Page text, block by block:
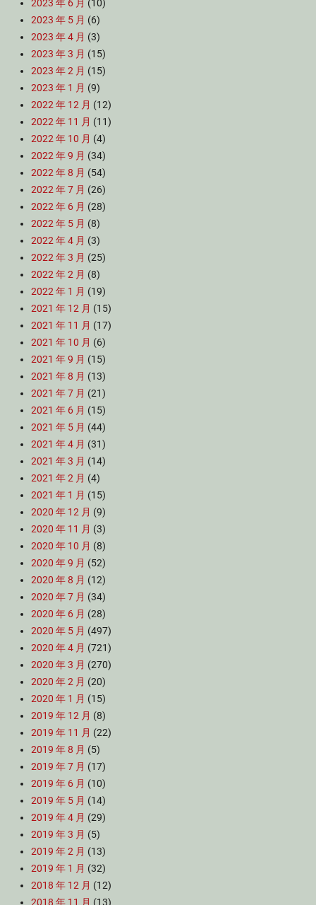
2023 年 6 月 (10)
2023 年 5 月 (6)
2023 年 4 月 (3)
2023 年 3 月 (15)
2023 年 2 月 (15)
2023 年 1 月 (9)
2022 年 12 月 (12)
2022 年 11 月 (11)
2022 年 10 月 (4)
2022 年 9 月 (34)
2022 年 8 月 (54)
2022 年 7 月 (26)
2022 年 6 月 (28)
2022 年 5 月 (8)
2022 年 4 月 (3)
2022 年 3 月 (25)
2022 年 2 月 (8)
2022 年 1 月 (19)
2021 年 12 月 (15)
2021 年 11 月 (17)
2021 年 10 月 (6)
2021 年 9 月 (15)
2021 年 8 月 (13)
2021 年 7 月 (21)
2021 年 6 月 (15)
2021 年 5 月 (44)
2021 年 4 月 (31)
2021 年 3 月 (14)
2021 年 2 月 (4)
2021 年 1 月 (15)
2020 年 12 月 (9)
2020 年 11 月 (3)
2020 年 10 月 (8)
2020 年 9 月 (52)
2020 年 8 月 (12)
2020 年 7 月 (34)
2020 年 6 月 (28)
2020 年 5 月 (497)
2020 年 4 月 (721)
2020 年 3 月 (270)
2020 年 2 月 (20)
2020 年 1 月 (15)
2019 年 12 月 (8)
2019 年 11 月 (22)
2019 年 8 月 (5)
2019 年 7 月 (17)
2019 年 6 月 (10)
2019 年 5 月 (14)
2019 年 4 月 (29)
2019 年 3 月 (5)
2019 年 2 月 (13)
2019 年 1 月 (32)
2018 年 12 月 (12)
2018 年 11 月 (13)